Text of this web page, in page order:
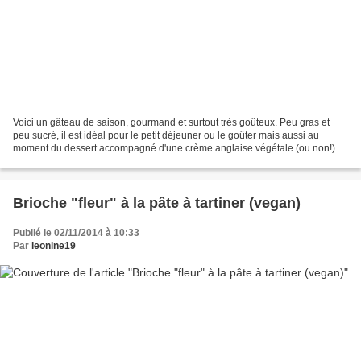
Voici un gâteau de saison, gourmand et surtout très goûteux. Peu gras et
peu sucré, il est idéal pour le petit déjeuner ou le goûter mais aussi au
moment du dessert accompagné d'une crème anglaise végétale (ou non!)
Brioche "fleur" à la pâte à tartiner (vegan)
Publié le 02/11/2014 à 10:33
Par leonine19